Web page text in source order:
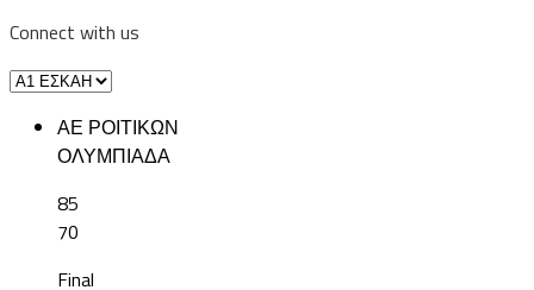
Connect with us
ΑΕ ΡΟΙΤΙΚΩΝ
ΟΛΥΜΠΙΑΔΑ
85
70
Final